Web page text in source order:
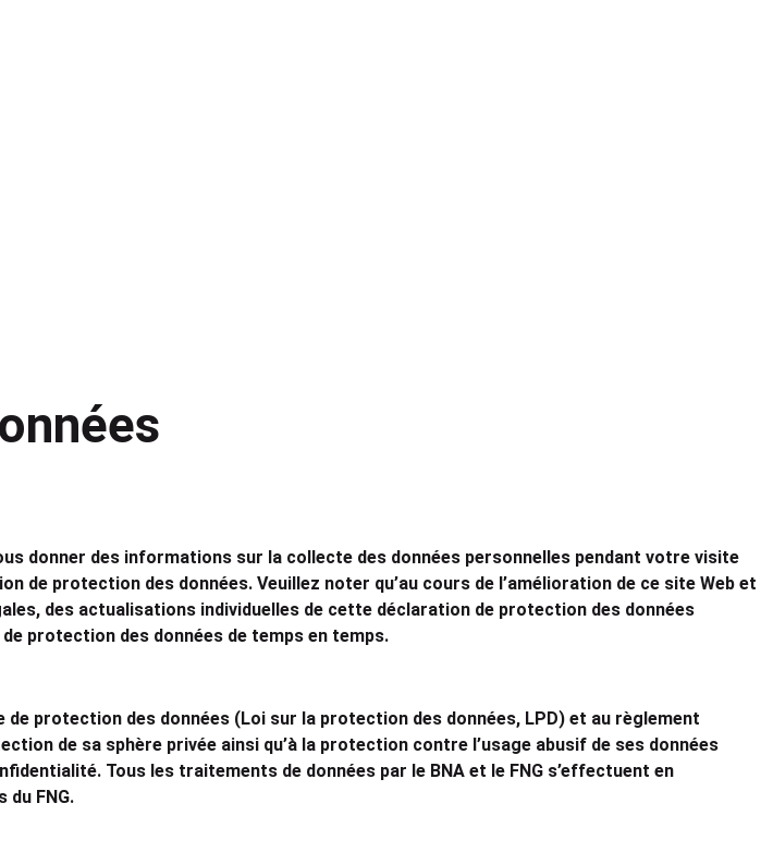
donner des informations sur la collecte des données personnelles pendant votre visite
de protection des données. Veuillez noter qu’au cours de l’amélioration de ce site Web et
des actualisations individuelles de cette déclaration de protection des données
protection des données de temps en temps.
protection des données (Loi sur la protection des données, LPD) et au règlement
de sa sphère privée ainsi qu’à la protection contre l’usage abusif de ses données
Tous les traitements de données par le BNA et le FNG s’effectuent en
du FNG.